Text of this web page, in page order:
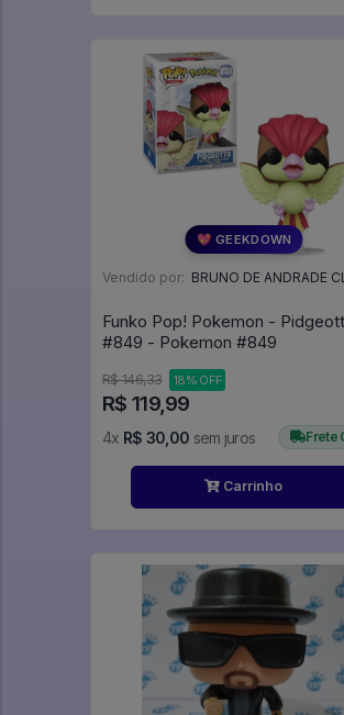
💖 GEEKDOWN
Vendido por: BRUNO DE ANDRADE
Funko Pop! Pokemon -
#849 - Pokemon #849
R$ 146,33 18% OFF
R$ 119,99
4x R$ 30,00 sem juros Frete
Carrinho